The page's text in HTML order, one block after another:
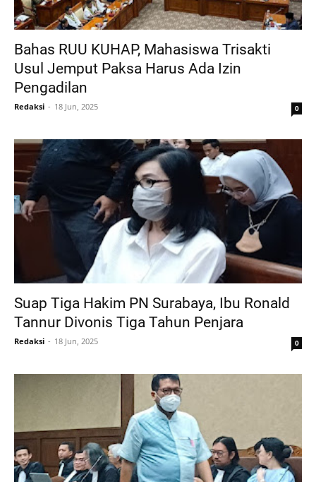
Bahas RUU KUHAP, Mahasiswa Trisakti
Usul Jemput Paksa Harus Ada Izin
Pengadilan
Redaksi 18 Jun, 2025 0
Suap Tiga Hakim PN Surabaya, Ibu Ronald
Tannur Divonis Tiga Tahun Penjara
Redaksi 18 Jun, 2025 0